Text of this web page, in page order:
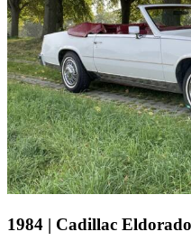
1984 | Cadillac